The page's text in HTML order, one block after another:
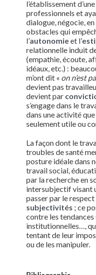
l’établissement d’une
professionnels et
dialogue, négocie,
obstacles qui
l’autonomieet l’
relationnelle induit
(empathie, écoute,
idéaux, etc.) :
m’ont dit « on n’est
devient pas
devient par
s’engage dans le
dans une activité
seulement utile ou
La façon dont le
troubles de santé
posture idéale dans
travail social,
par la recherche en
intersubjectif visant
passer par le
subjectivités ; ce
contre les tendances
institutionnelles…,
tentant de leur
ou de les manipuler.